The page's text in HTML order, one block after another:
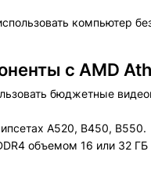
компьютер
c AMD
бюджетные
A520, B450, B550.
объемом 16 или 32